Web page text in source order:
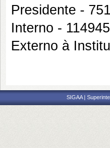
Presidente -
Interno -
Externo à
SIGAA |